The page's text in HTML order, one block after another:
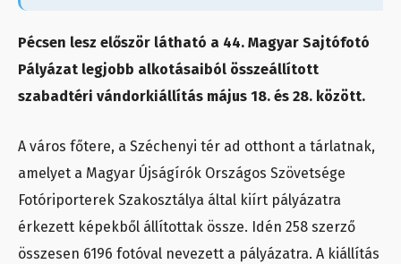
Pécsen lesz először látható a 44. Magyar Sajtófotó
Pályázat legjobb alkotásaiból összeállított
szabadtéri vándorkiállítás május 18. és 28. között.
A város főtere, a Széchenyi tér ad otthont a tárlatnak,
amelyet a Magyar Újságírók Országos Szövetsége
Fotóriporterek Szakosztálya által kiírt pályázatra
érkezett képekből állítottak össze. Idén 258 szerző
összesen 6196 fotóval nevezett a pályázatra. A kiállítás